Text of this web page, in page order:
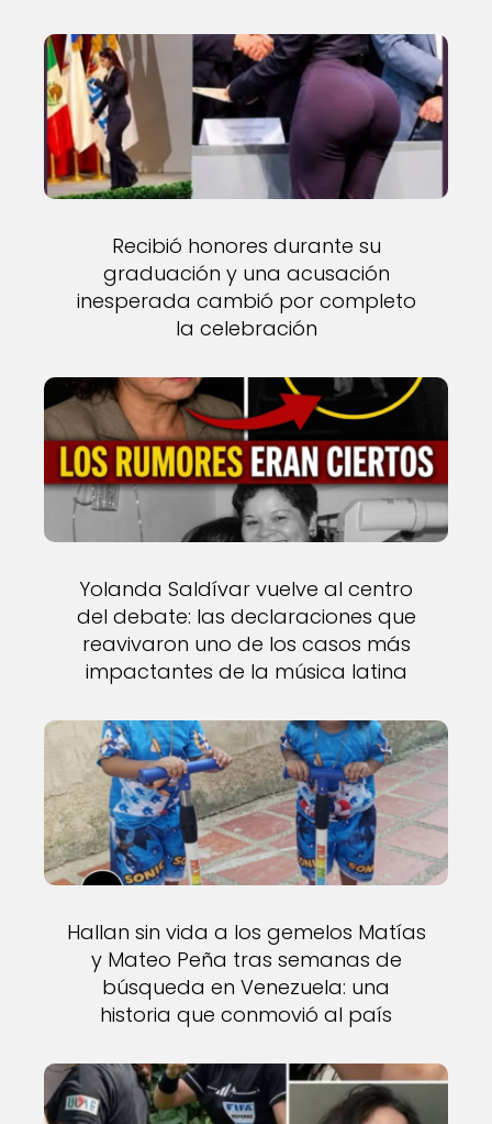
Recibió honores durante su
graduación y una acusación
inesperada cambió por completo
la celebración
Yolanda Saldívar vuelve al centro
del debate: las declaraciones que
reavivaron uno de los casos más
impactantes de la música latina
Hallan sin vida a los gemelos Matías
y Mateo Peña tras semanas de
búsqueda en Venezuela: una
historia que conmovió al país